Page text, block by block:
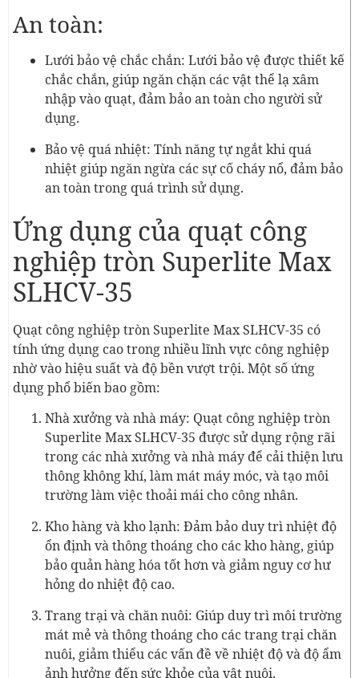
An toàn:
Lưới bảo vệ chắc chắn: Lưới bảo vệ được thiết kế
chắc chắn, giúp ngăn chặn các vật thể lạ xâm
nhập vào quạt, đảm bảo an toàn cho người sử
dụng.
Bảo vệ quá nhiệt: Tính năng tự ngắt khi quá
nhiệt giúp ngăn ngừa các sự cố cháy nổ, đảm bảo
an toàn trong quá trình sử dụng.
Ứng dụng của quạt công
nghiệp tròn Superlite Max
SLHCV-35
Quạt công nghiệp tròn Superlite Max SLHCV-35 có
tính ứng dụng cao trong nhiều lĩnh vực công nghiệp
nhờ vào hiệu suất và độ bền vượt trội. Một số ứng
dụng phổ biến bao gồm:
Nhà xưởng và nhà máy: Quạt công nghiệp tròn
Superlite Max SLHCV-35 được sử dụng rộng rãi
trong các nhà xưởng và nhà máy để cải thiện lưu
thông không khí, làm mát máy móc, và tạo môi
trường làm việc thoải mái cho công nhân.
Kho hàng và kho lạnh: Đảm bảo duy trì nhiệt độ
ổn định và thông thoáng cho các kho hàng, giúp
bảo quản hàng hóa tốt hơn và giảm nguy cơ hư
hỏng do nhiệt độ cao.
Trang trại và chăn nuôi: Giúp duy trì môi trường
mát mẻ và thông thoáng cho các trang trại chăn
nuôi, giảm thiểu các vấn đề về nhiệt độ và độ ẩm
ảnh hưởng đến sức khỏe của vật nuôi.